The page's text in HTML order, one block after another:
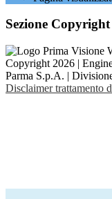
Sezione Copyright
Copyright 2026 |
Parma S.p.A. |
Disclaimer trattamento